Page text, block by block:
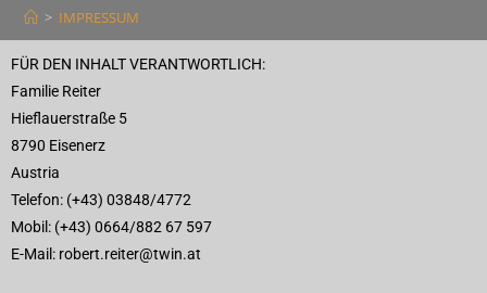
> IMPRESSUM
FÜR DEN INHALT VERANTWORTLICH:
Familie Reiter
Hieflauerstraße 5
8790 Eisenerz
Austria
Telefon: (+43) 03848/4772
Mobil: (+43) 0664/882 67 597
E-Mail: robert.reiter@twin.at